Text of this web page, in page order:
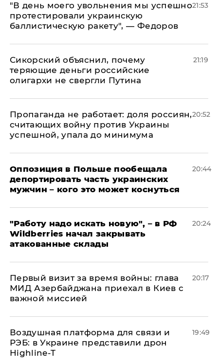
​"В день моего увольнения мы успешно
протестировали украинскую
баллистическую ракету", — Федоров
21:53
Сикорский объяснил, почему
теряющие деньги российские
олигархи не свергли Путина
21:19
​Пропаганда не работает: доля россиян,
считающих войну против Украины
успешной, упала до минимума
20:52
Оппозиция в Польше пообещала
депортировать часть украинских
мужчин – кого это может коснуться
20:44
"Работу надо искать новую", – в РФ
Wildberries начал закрывать
атакованные склады
20:24
Первый визит за время войны: глава
МИД Азербайджана приехал в Киев с
важной миссией
20:17
Воздушная платформа для связи и
РЭБ: в Украине представили дрон
Highline-T
19:49